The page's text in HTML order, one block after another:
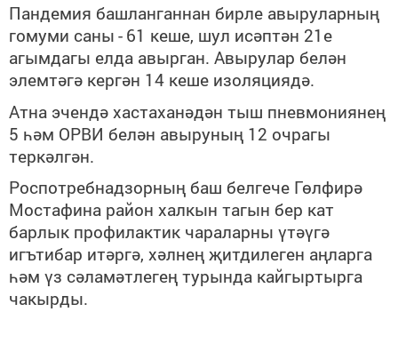
Пандемия башланганнан бирле авыруларның
гомуми саны - 61 кеше, шул исәптән 21е
агымдагы елда авырган. Авырулар белән
элемтәгә кергән 14 кеше изоляциядә.
Атна эчендә хастаханәдән тыш пневмониянең
5 һәм ОРВИ белән авыруның 12 очрагы
теркәлгән.
Роспотребнадзорның баш белгече Гөлфирә
Мостафина район халкын тагын бер кат
барлык профилактик чараларны үтәүгә
игътибар итәргә, хәлнең җитдилеген аңларга
һәм үз сәламәтлегең турында кайгыртырга
чакырды.